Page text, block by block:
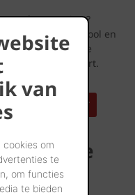
van
cookies om
te
om functies
te bieden
uw bouwproject?
Huizenspotten tool en
die met deze
bij u in de buurt.
IN UW BUURT